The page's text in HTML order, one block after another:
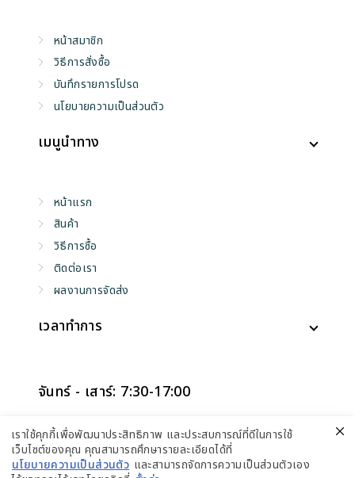
หน้าสมาชิก
วิธีการสั่งซื้อ
บันทึกรายการโปรด
นโยบายความเป็นส่วนตัว
เมนูนำทาง
หน้าแรก
สินค้า
วิธีการซื้อ
ติดต่อเรา
ผลงานการจัดส่ง
เวลาทำการ
จันทร์ - เสาร์: 7:30-17:00
อาทิตย์: ปิดทำการ
เราใช้คุกกี้เพื่อพัฒนาประสิทธิภาพ และประสบการณ์ที่ดีในการใช้
เว็บไซต์ของคุณ คุณสามารถศึกษารายละเอียดได้ที่
นโยบายความเป็นส่วนตัว และสามารถจัดการความเป็นส่วนตัวเอง